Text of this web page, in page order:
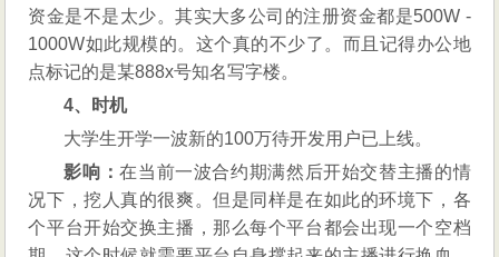
资金是不是太少。其实大多公司的注册资金都是500W -
1000W如此规模的。这个真的不少了。而且记得办公地
点标记的是某888x号知名写字楼。
4、时机
大学生开学一波新的100万待开发用户已上线。
影响：在当前一波合约期满然后开始交替主播的情
况下，挖人真的很爽。但是同样是在如此的环境下，各
个平台开始交换主播，那么每个平台都会出现一个空档